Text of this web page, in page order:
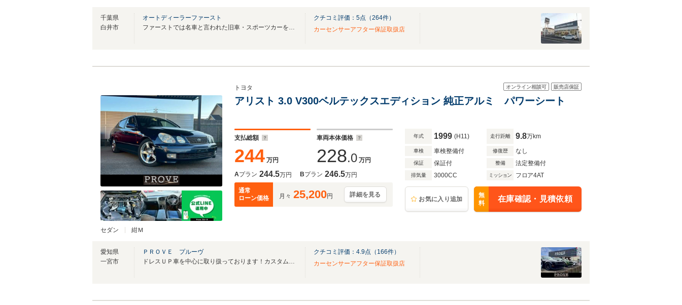
千葉県
白井市
オートディーラーファースト
ファーストでは名車と言われた旧車・スポーツカーを全国に数多く販売致しております
クチコミ評価： 5点（264件）
カーセンサーアフター保証取扱店
セダン 紺Ｍ
オンライン相談可 販売店保証
トヨタ
アリスト 3.0 V300ベルテックスエディション 純正アルミ パワーシート
支払総額
244 万円
車両本体価格
228.0 万円
Aプラン 244.5万円 Bプラン 246.5万円
通常
ローン価格
月々 25,200円 詳細を見る
年式 1999 (H11) 走行距離 9.8万km
車検 車検整備付 修復歴 なし
保証 保証付 整備 法定整備付
排気量 3000CC ミッション フロア4AT
お気に入り追加
無
料
在庫確認・見積依頼
愛知県
一宮市
ＰＲＯＶＥ プルーヴ
ドレスＵＰ車を中心に取り扱っております！カスタムのご相談もお気軽にご来店下さい！
クチコミ評価： 4.9点（ 166件）
カーセンサーアフター保証取扱店